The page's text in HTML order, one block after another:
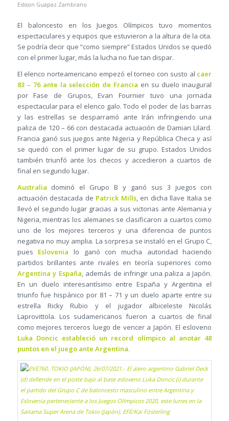
Edison Guapaz Zambrano
El baloncesto en los Juegos Olímpicos tuvo momentos
espectaculares y equipos que estuvieron a la altura de la cita.
Se podría decir que “como siempre” Estados Unidos se quedó
con el primer lugar, más la lucha no fue tan dispar.
El elenco norteamericano empezó el torneo con susto al caer
83 – 76 ante la selección de Francia en su duelo inaugural
por Fase de Grupos, Evan Fournier tuvo una jornada
espectacular para el elenco galo. Todo el poder de las barras
y las estrellas se desparramó ante Irán infringiendo una
paliza de 120 – 66 con destacada actuación de Damian Lilard.
Francia ganó sus juegos ante Nigeria y República Checa y así
se quedó con el primer lugar de su grupo. Estados Unidos
también triunfó ante los checos y accedieron a cuartos de
final en segundo lugar.
Australia dominó el Grupo B y ganó sus 3 juegos con
actuación destacada de Patrick Mills, en dicha llave Italia se
llevó el segundo lugar gracias a sus victorias ante Alemania y
Nigeria, mientras los alemanes se clasificaron a cuartos como
uno de los mejores terceros y una diferencia de puntos
negativa no muy amplia. La sorpresa se instaló en el Grupo C,
pues Eslovenia lo ganó con mucha autoridad haciendo
partidos brillantes ante rivales en teoría superiores como
Argentina y España, además de infringir una paliza a Japón.
En un duelo interesantísimo entre España y Argentina el
triunfo fue hispánico por 81 – 71 y un duelo aparte entre su
estrella Ricky Rubio y el jugador albiceleste Nicolás
Laprovittola. Los sudamericanos fueron a cuartos de final
como mejores terceros luego de vencer a Japón. El esloveno
Luka Doncic estableció un record olímpico al anotar 48
puntos en el juego ante Argentina.